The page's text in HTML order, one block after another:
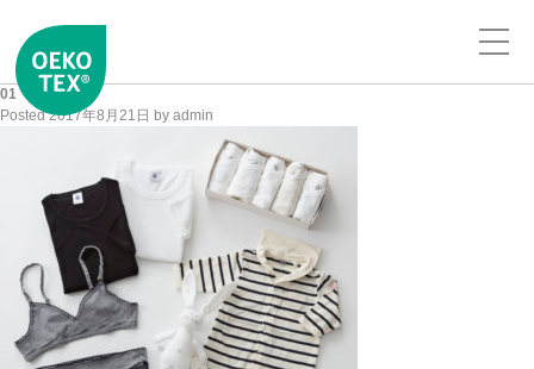
01
Posted2017年8月21日 by admin